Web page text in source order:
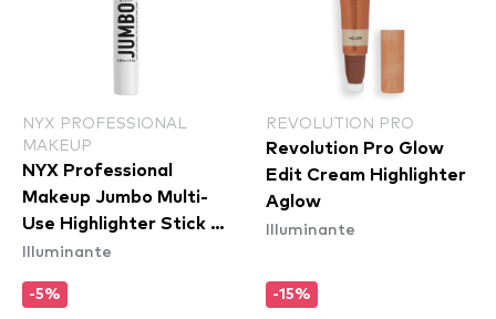
NYX PROFESSIONAL
MAKEUP
NYX Professional
Makeup Jumbo Multi-
Use Highlighter Stick -
Coconut Cake (JHS01)
Illuminante
-5%
REVOLUTION PRO
Revolution Pro Glow
Edit Cream Highlighter
Aglow
Illuminante
-15%